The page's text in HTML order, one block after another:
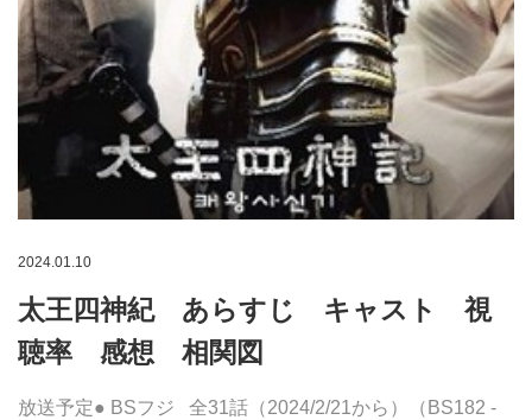
2024.01.10
太王四神紀 あらすじ キャスト 視
聴率 感想 相関図
放送予定● BSフジ 全31話（2024/2/21から）（BS182 -